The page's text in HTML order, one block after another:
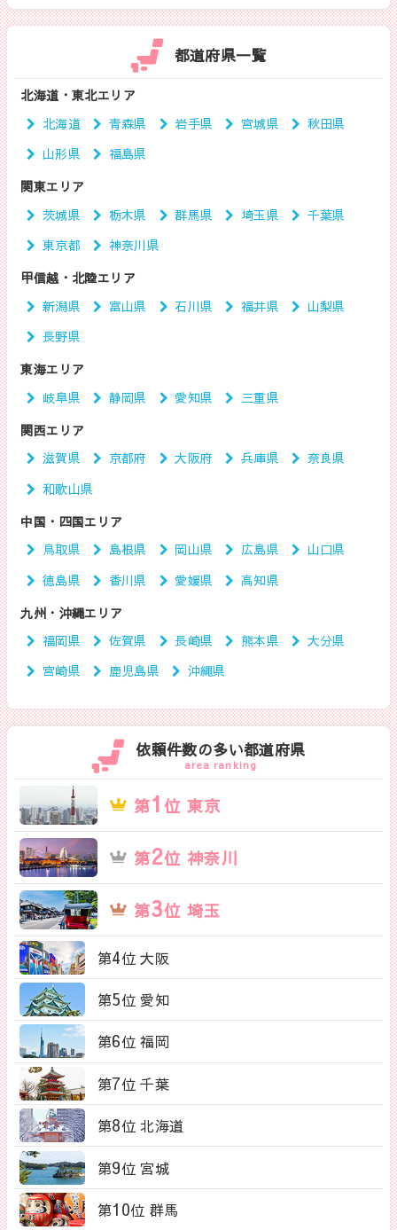
都道府県一覧
北海道・東北エリア
北海道
青森県 岩手県 宮城県
秋田県
山形県
福島県
関東エリア
茨城県
栃木県 群馬県 埼玉県
千葉県
東京都
神奈川県
甲信越・北陸エリア
新潟県
富山県 石川県 福井県
山梨県
長野県
東海エリア
岐阜県
静岡県 愛知県
三重県
関西エリア
滋賀県
京都府 大阪府 兵庫県
奈良県
和歌山県
中国・四国エリア
鳥取県
島根県 岡山県 広島県
山口県
徳島県
香川県 愛媛県
高知県
九州・沖縄エリア
福岡県
佐賀県 長崎県 熊本県
大分県
宮崎県
鹿児島県 沖縄県
依頼件数の多い都道府県
area ranking
第1 位 東京
第2位 神奈川
第3位 埼玉
第4位 大阪
第5位 愛知
第6位 福岡
第7位 千葉
第8位 北海道
第9位 宮城
第10位 群馬